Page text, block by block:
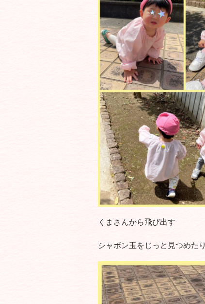
くまさんから飛び出す
シャボン玉をじっと見つめたり